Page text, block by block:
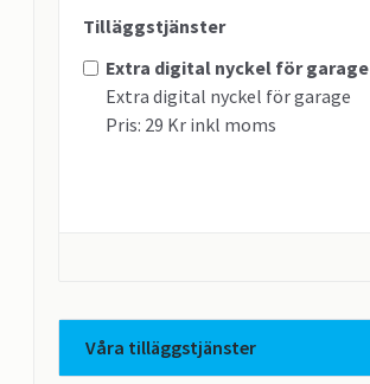
Tilläggstjänster
Extra digital nyckel för garage
Extra digital nyckel för garage
Pris: 29 Kr inkl moms
Våra tilläggstjänster